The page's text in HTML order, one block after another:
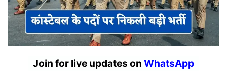
Join for live updates on WhatsApp